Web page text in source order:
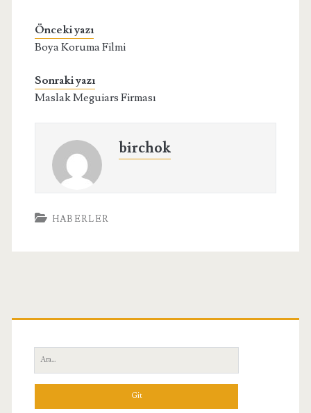
Önceki yazı
Boya Koruma Filmi
Sonraki yazı
Maslak Meguiars Firması
birchok
HABERLER
Birincil
Yan
Menü
Ara: